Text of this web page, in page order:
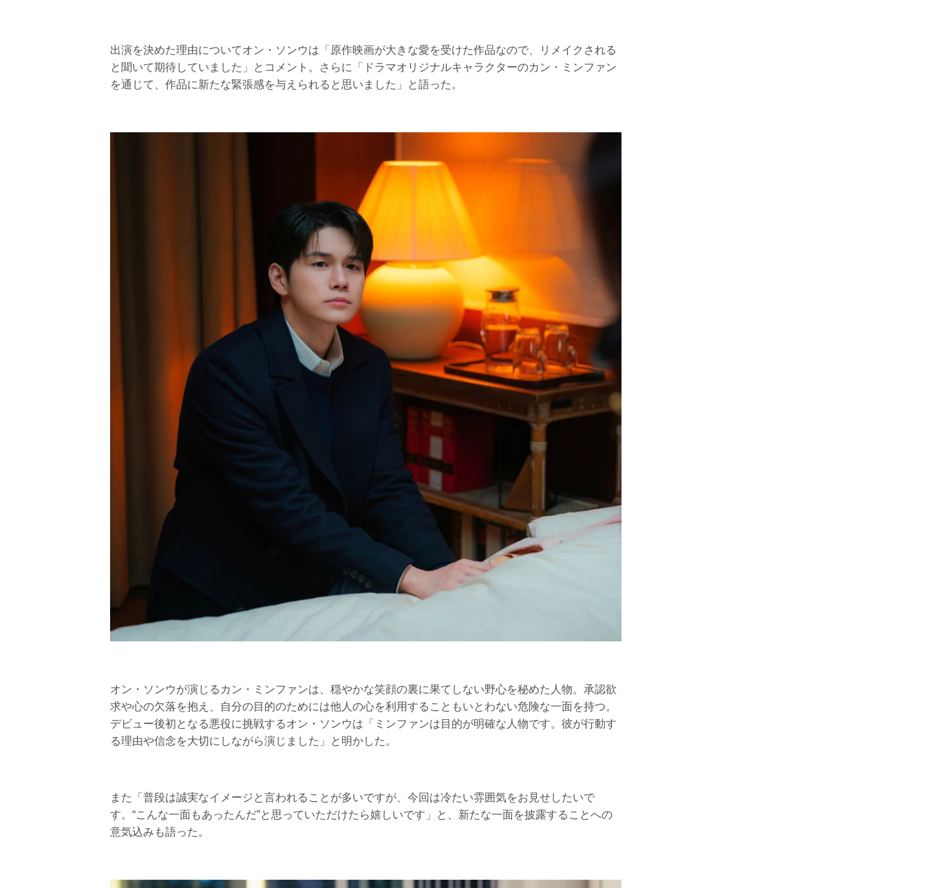
出演を決めた理由についてオン・ソンウは「原作映画が大きな愛を受けた作品なので、リメイクされる
と聞いて期待していました」とコメント。さらに「ドラマオリジナルキャラクターのカン・ミンファン
を通じて、作品に新たな緊張感を与えられると思いました」と語った。
オン・ソンウが演じるカン・ミンファンは、穏やかな笑顔の裏に果てしない野心を秘めた人物。承認欲
求や心の欠落を抱え、自分の目的のためには他人の心を利用することもいとわない危険な一面を持つ。
デビュー後初となる悪役に挑戦するオン・ソンウは「ミンファンは目的が明確な人物です。彼が行動す
る理由や信念を大切にしながら演じました」と明かした。
また「普段は誠実なイメージと言われることが多いですが、今回は冷たい雰囲気をお見せしたいで
す。“こんな一面もあったんだ”と思っていただけたら嬉しいです」と、新たな一面を披露することへの
意気込みも語った。